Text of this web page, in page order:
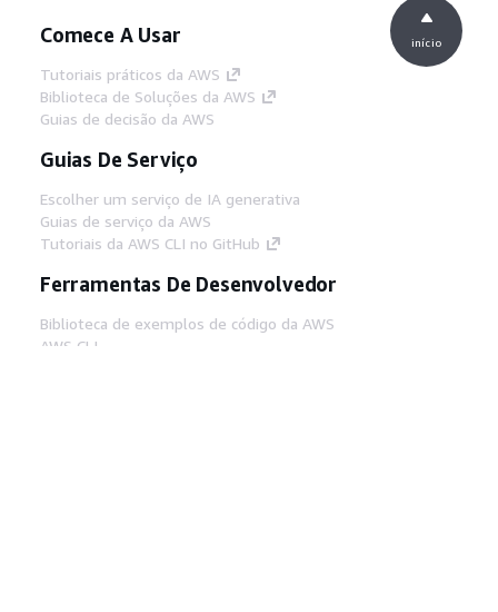
Comece A Usar
Tutoriais práticos da AWS
Biblioteca de Soluções da AWS
Guias de decisão da AWS
Guias De Serviço
Escolher um serviço de IA generativa
Guias de serviço da AWS
Tutoriais da AWS CLI no GitHub
Ferramentas De Desenvolvedor
Biblioteca de exemplos de código da AWS
AWS CLI
início